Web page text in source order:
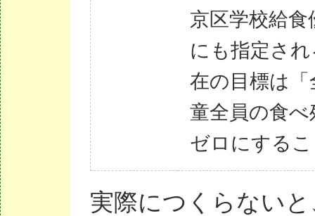
京区学校給食
にも指定さ
在の目標は「
童全員の食べ
ゼロにする
実際につくらない